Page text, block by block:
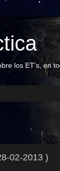
los ET's, en
02-2013 )